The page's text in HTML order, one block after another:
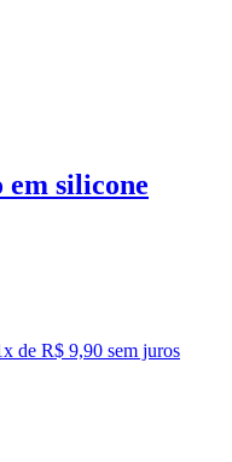
em silicone
x de R$ 9,90 sem juros